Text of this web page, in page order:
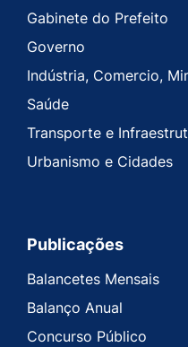
Gabinete do Prefeito
Governo
Indústria, Comercio,
Saúde
Transporte e
Urbanismo e Cidades
Publicações
Balancetes Mensais
Balanço Anual
Concurso Público